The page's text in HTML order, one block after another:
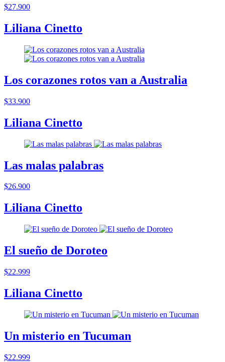
$27.900
Liliana Cinetto
Los corazones rotos van a Australia
$33.900
Liliana Cinetto
Las malas palabras
$26.900
Liliana Cinetto
El sueño de Doroteo
$22.999
Liliana Cinetto
Un misterio en Tucuman
$22.999